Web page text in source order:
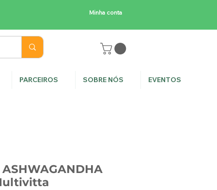
Minha conta
PARCEIROS SOBRE NÓS EVENTOS